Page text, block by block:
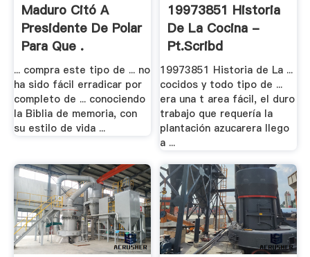
Maduro Citó A
Presidente De Polar
Para Que .
... compra este tipo de ... no
ha sido fácil erradicar por
completo de ... conociendo
la Biblia de memoria, con
su estilo de vida ...
19973851 Historia
De La Cocina -
Pt.scribd
19973851 Historia de La ...
cocidos y todo tipo de ...
era una t area fácil, el duro
trabajo que requería la
plantación azucarera llego
a ...